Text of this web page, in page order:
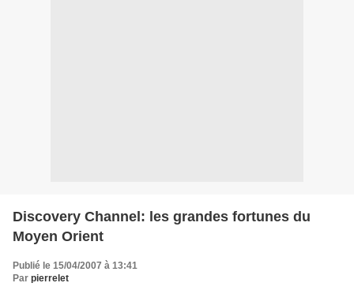
Discovery Channel: les grandes fortunes du
Moyen Orient
Publié le 15/04/2007 à 13:41
Par pierrelet